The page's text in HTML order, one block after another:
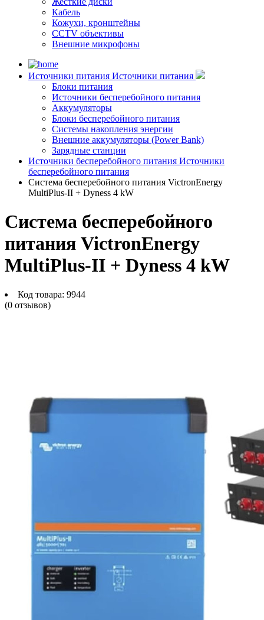
Кабель
Кожухи, кронштейны
CCTV объективы
Внешние микрофоны
Источники питания Источники питания
Блоки питания
Источники бесперебойного питания
Аккумуляторы
Блоки бесперебойного питания
Системы накопления энергии
Внешние аккумуляторы (Power Bank)
Зарядные станции
Источники бесперебойного питания Источники
бесперебойного питания
Система бесперебойного питания VictronEnergy
MultiPlus-II + Dyness 4 kW
Система бесперебойного
питания VictronEnergy
MultiPlus-II + Dyness 4 kW
Код товара: 9944
(0 отзывов)